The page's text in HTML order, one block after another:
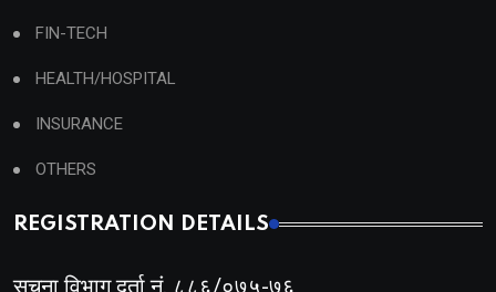
FIN-TECH
HEALTH/HOSPITAL
INSURANCE
OTHERS
REGISTRATION DETAILS